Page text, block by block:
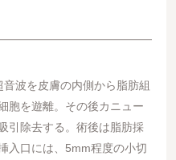
波を皮膚の内側から脂肪組
胞を遊離。その後カニュー
引除去する。術後は脂肪採
入口には、5mm程度の小切